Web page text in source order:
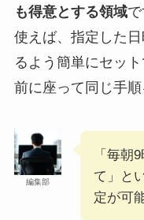
も得意とする領域
使えば、指定した
るよう簡単にセッ
前に座って同じ手順
編集部
「毎朝
て」と
定が可